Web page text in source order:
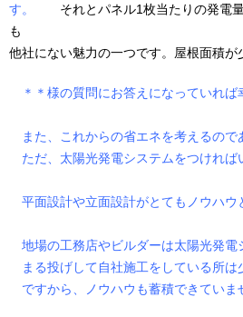
す。
それとパネル1枚当たりの発電
も
他社にない魅力の一つです。屋根面積が
＊＊様の質問にお答えになっていれば
また、これからの省エネを考えるので
ただ、太陽光発電システムをつければ
平面設計や立面設計がとてもノウハウ
地場の工務店やビルダーは太陽光発電
まる投げして自社施工をしている所は
ですから、ノウハウも蓄積できていま